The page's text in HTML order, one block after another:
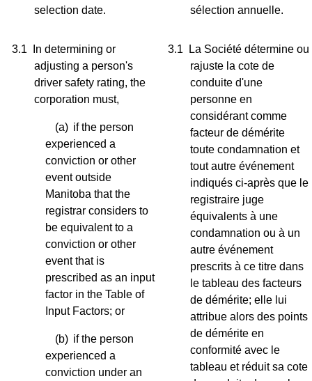
selection date.
sélection annuelle.
3.1
In determining or
adjusting a person's
driver safety rating, the
corporation must,
(a) if the person
experienced a
conviction or other
event outside
Manitoba that the
registrar considers to
be equivalent to a
conviction or other
event that is
prescribed as an input
factor in the Table of
Input Factors; or
(b) if the person
experienced a
conviction under an
3.1
La Société détermine ou
rajuste la cote de
conduite d'une
personne en
considérant comme
facteur de démérite
toute condamnation et
tout autre événement
indiqués ci-après que le
registraire juge
équivalents à une
condamnation ou à un
autre événement
prescrits à ce titre dans
le tableau des facteurs
de démérite; elle lui
attribue alors des points
de démérite en
conformité avec le
tableau et réduit sa cote